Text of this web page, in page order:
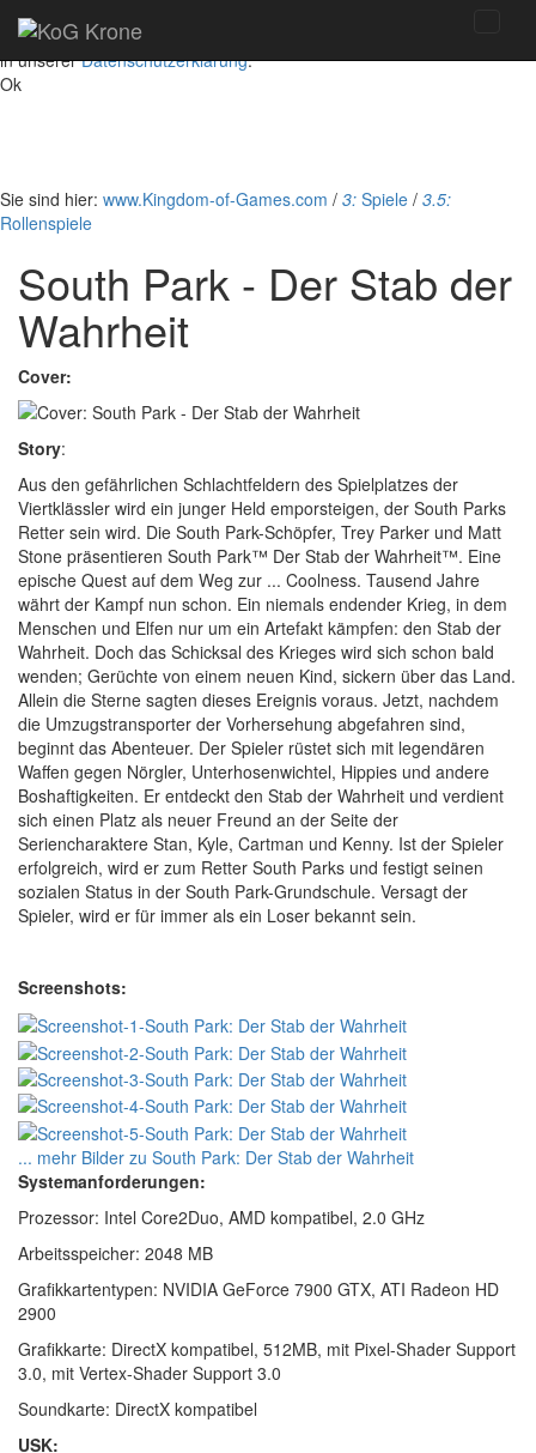
Diese Website nutzt ausschließlich technisch notwendige Cookies, um
bestmögliche Funktionalität bieten zu können. Details dazu finden Sie
in unsererDatenschutzerklärung.
Ok
Sie sind hier: www.Kingdom-of-Games.com / 3: Spiele / 3.5:
Rollenspiele
South Park - Der Stab der
Wahrheit
Cover:
Story:
Aus den gefährlichen Schlachtfeldern des Spielplatzes der
Viertklässler wird ein junger Held emporsteigen, der South Parks
Retter sein wird. Die South Park-Schöpfer, Trey Parker und Matt
Stone präsentieren South Park™ Der Stab der Wahrheit™. Eine
epische Quest auf dem Weg zur ... Coolness. Tausend Jahre
währt der Kampf nun schon. Ein niemals endender Krieg, in dem
Menschen und Elfen nur um ein Artefakt kämpfen: den Stab der
Wahrheit. Doch das Schicksal des Krieges wird sich schon bald
wenden; Gerüchte von einem neuen Kind, sickern über das Land.
Allein die Sterne sagten dieses Ereignis voraus. Jetzt, nachdem
die Umzugstransporter der Vorhersehung abgefahren sind,
beginnt das Abenteuer. Der Spieler rüstet sich mit legendären
Waffen gegen Nörgler, Unterhosenwichtel, Hippies und andere
Boshaftigkeiten. Er entdeckt den Stab der Wahrheit und verdient
sich einen Platz als neuer Freund an der Seite der
Seriencharaktere Stan, Kyle, Cartman und Kenny. Ist der Spieler
erfolgreich, wird er zum Retter South Parks und festigt seinen
sozialen Status in der South Park-Grundschule. Versagt der
Spieler, wird er für immer als ein Loser bekannt sein.
Screenshots:
... mehr Bilder zu South Park: Der Stab der Wahrheit
Systemanforderungen:
Prozessor: Intel Core2Duo, AMD kompatibel, 2.0 GHz
Arbeitsspeicher: 2048 MB
Grafikkartentypen: NVIDIA GeForce 7900 GTX, ATI Radeon HD
2900
Grafikkarte: DirectX kompatibel, 512MB, mit Pixel-Shader Support
3.0, mit Vertex-Shader Support 3.0
Soundkarte: DirectX kompatibel
USK: